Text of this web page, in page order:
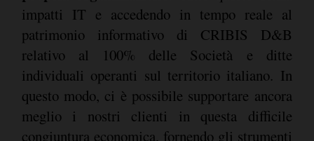
impatti IT e accedendo in tempo reale al
patrimonio informativo di CRIBIS D&B
relativo al 100% delle Società e ditte
individuali operanti sul territorio italiano. In
questo modo, ci è possibile supportare ancora
meglio i nostri clienti in questa difficile
congiuntura economica, fornendo gli strumenti